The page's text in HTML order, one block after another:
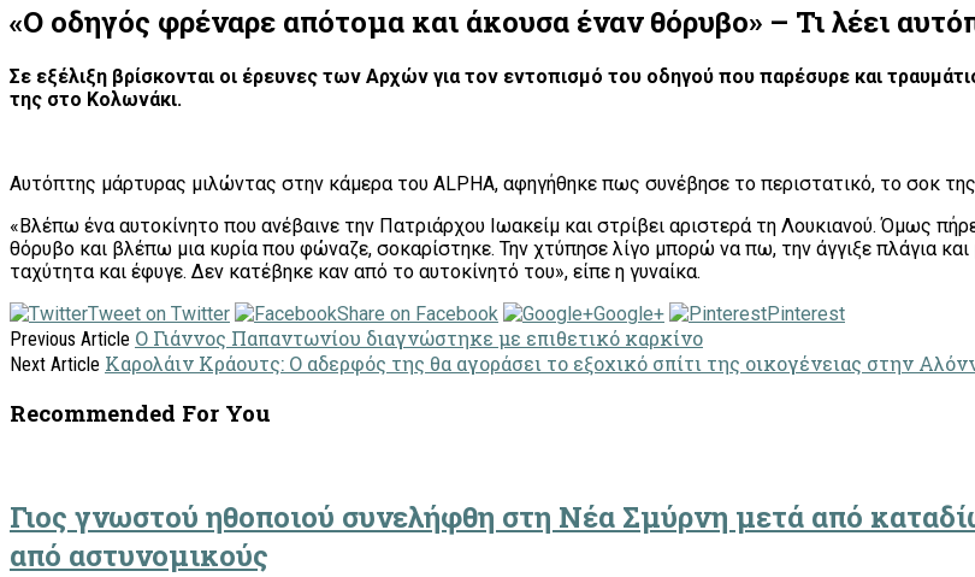
«Ο οδηγός φρέναρε απότομα και άκουσα έναν θόρυβο» – Τι λέει
Σε εξέλιξη βρίσκονται οι έρευνες των Αρχών για τον εντοπισμό του οδηγού που παρέσυρε και
της στο Κολωνάκι.
Αυτόπτης μάρτυρας μιλώντας στην κάμερα του ALPHA, αφηγήθηκε πως συνέβησε το περιστατικό, το σοκ
«Βλέπω ένα αυτοκίνητο που ανέβαινε την Πατριάρχου Ιωακείμ και στρίβει αριστερά τη Λουκιανού. Όμως
θόρυβο και βλέπω μια κυρία που φώναζε, σοκαρίστηκε. Την χτύπησε λίγο μπορώ να πω, την άγγιξε πλάγια
ταχύτητα και έφυγε. Δεν κατέβηκε καν από το αυτοκίνητό του», είπε η γυναίκα.
Tweet on Twitter
Share on Facebook Google+
Pinterest
Previous Article Ο Γιάννος Παπαντωνίου διαγνώστηκε με επιθετικό καρκίνο
Next Article Καρολάιν Κράουτς: Ο αδερφός της θα αγοράσει το εξοχικό σπίτι της οικογένειας στην
Recommended For You
Γιος γνωστού ηθοποιού συνελήφθη στη Νέα Σμύρνη μετά από
από αστυνομικούς